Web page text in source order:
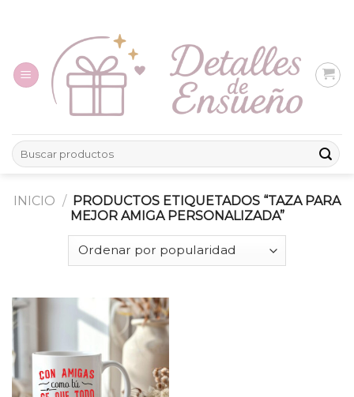
Buscar
por:
INICIO / PRODUCTOS ETIQUETADOS “TAZA PARA
MEJOR AMIGA PERSONALIZADA”